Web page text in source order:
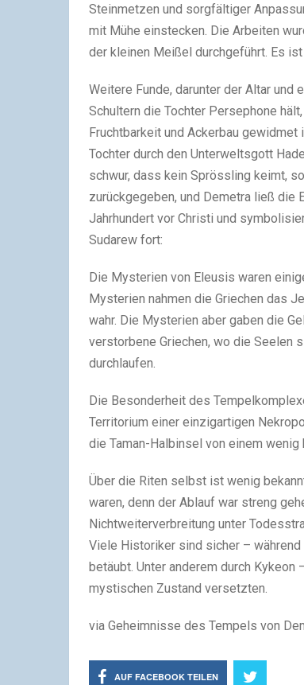
Steinmetzen und sorgfältiger
mit Mühe einstecken. Die Arbeiten
der kleinen Meißel durchgeführt. Es
Weitere Funde, darunter der Altar und
Schultern die Tochter Persephone
Fruchtbarkeit und Ackerbau
Tochter durch den Unterweltsgott
schwur, dass kein Sprössling keimt,
zurückgegeben, und Demetra ließ die
Jahrhundert vor Christi und
Sudarew fort:
Die Mysterien von Eleusis waren
Mysterien nahmen die Griechen das
wahr. Die Mysterien aber gaben die
verstorbene Griechen, wo die Seelen
durchlaufen.
Die Besonderheit des
Territorium einer einzigartigen
die Taman-Halbinsel von einem wenig
Über die Riten selbst ist wenig
waren, denn der Ablauf war streng
Nichtweiterverbreitung unter
Viele Historiker sind sicher –
betäubt. Unter anderem durch
mystischen Zustand versetzten.
via Geheimnisse des Tempels von
AUF FACEBOOK TEILEN